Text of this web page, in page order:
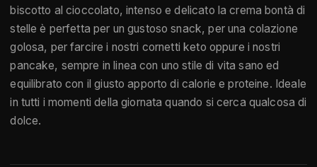
biscotto al cioccolato, intenso e delicato la crema bontà di
stelle è perfetta per un gustoso snack, per una colazione
golosa, per farcire i nostri cornetti keto oppure i nostri
pancake, sempre in linea con uno stile di vita sano ed
equilibrato con il giusto apporto di calorie e proteine. Ideale
in tutti i momenti della giornata quando si cerca qualcosa di
dolce.